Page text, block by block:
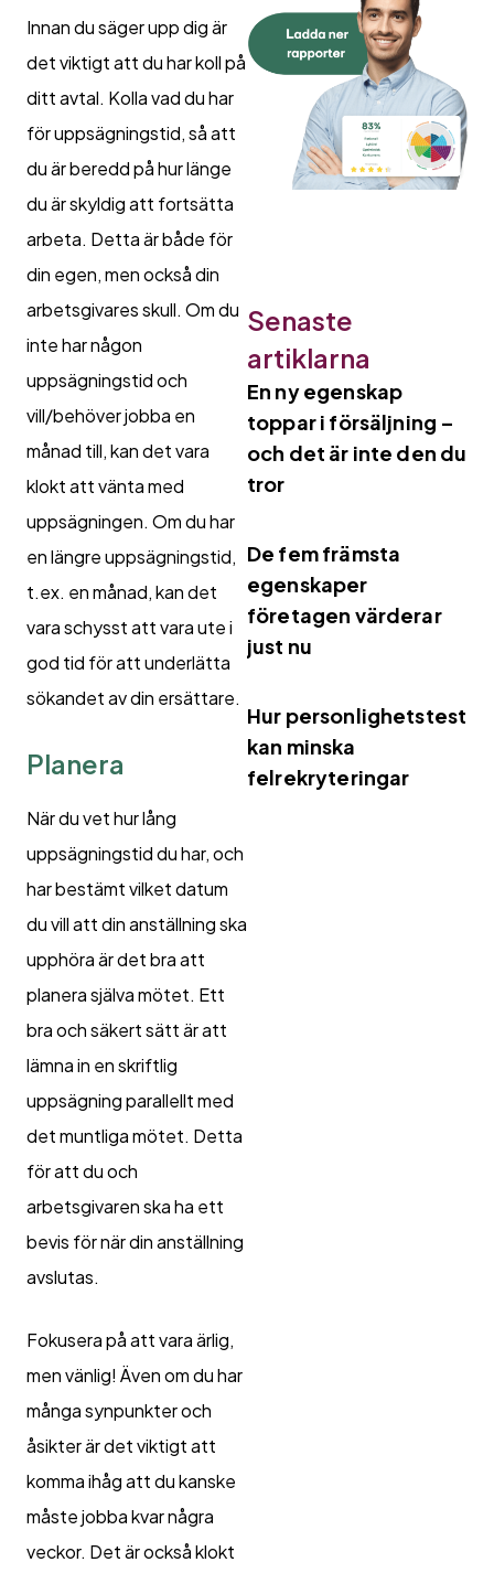
Innan du säger upp dig är
det viktigt att du har koll på
ditt avtal. Kolla vad du har
för uppsägningstid, så att
du är beredd på hur länge
du är skyldig att fortsätta
arbeta. Detta är både för
din egen, men också din
arbetsgivares skull. Om du
inte har någon
uppsägningstid och
vill/behöver jobba en
månad till, kan det vara
klokt att vänta med
uppsägningen. Om du har
en längre uppsägningstid,
t.ex. en månad, kan det
vara schysst att vara ute i
god tid för att underlätta
sökandet av din ersättare.
Planera
När du vet hur lång
uppsägningstid du har, och
har bestämt vilket datum
du vill att din anställning ska
upphöra är det bra att
planera själva mötet. Ett
bra och säkert sätt är att
lämna in en skriftlig
uppsägning parallellt med
det muntliga mötet. Detta
för att du och
arbetsgivaren ska ha ett
bevis för när din anställning
avslutas.
Fokusera på att vara ärlig,
men vänlig! Även om du har
många synpunkter och
åsikter är det viktigt att
komma ihåg att du kanske
måste jobba kvar några
veckor. Det är också klokt
Senaste
artiklarna
En ny egenskap
toppar i försäljning –
och det är inte den du
tror
De fem främsta
egenskaper
företagen värderar
just nu
Hur personlighetstest
kan minska
felrekryteringar